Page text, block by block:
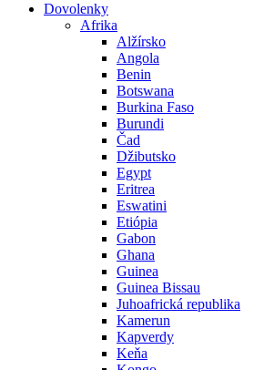
Dovolenky
Afrika
Alžírsko
Angola
Benin
Botswana
Burkina Faso
Burundi
Čad
Džibutsko
Egypt
Eritrea
Eswatini
Etiópia
Gabon
Ghana
Guinea
Guinea Bissau
Juhoafrická republika
Kamerun
Kapverdy
Keňa